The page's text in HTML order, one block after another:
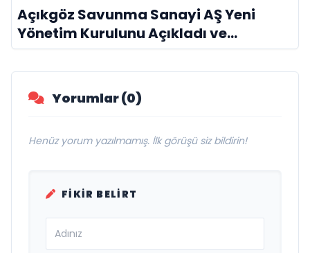
Açıkgöz Savunma Sanayi AŞ Yeni
Yönetim Kurulunu Açıkladı ve
Savunma Sanayinde Küresel Vizyon
Vurgusu
Yorumlar (0)
Henüz yorum yazılmamış. İlk görüşü siz bildirin!
FIKIR BELIRT